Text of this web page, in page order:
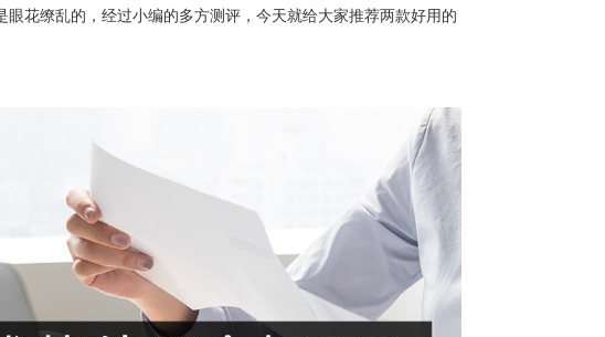
花缭乱的，经过小编的多方测评，今天就给大家推荐两款好用的